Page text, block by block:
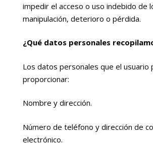
impedir el acceso o uso indebido de
manipulación, deterioro o pérdida.
¿Qué datos personales
Los datos personales que el usuario
proporcionar:
Nombre y dirección.
Número de teléfono y dirección de
electrónico.